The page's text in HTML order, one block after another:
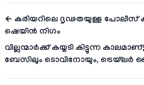
← കരിയറിലെ ദൃഢതയുള്ള പോലീസ്
ഷെയിൻ നിഗം
വില്ലന്മാർക്ക് കയ്യടി കിട്ടുന്ന
ബേസിലും ടൊവിനോയും, ട്രെയ്‌ലർ